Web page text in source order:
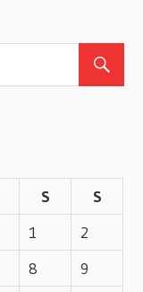
S S
1
2
8
9